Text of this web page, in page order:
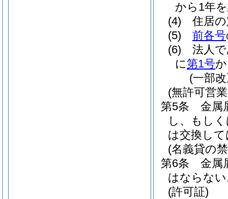
から1年
(4)
住居
(5)
前各号
(6)
法人
に第1号
(一部
(無許可営
第5条
金属
し、もし
は交換し
(名義貸の
第6条
金属
はならな
(許可証)